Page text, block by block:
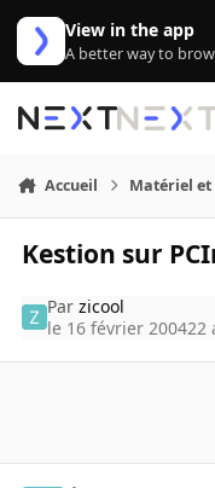
Aller au contenu
View in the app
A better way to
Accueil Matériel et
Kestion sur
Parzicool
le 16 février 200422